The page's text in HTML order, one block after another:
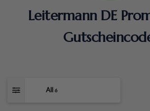
Leitermann DE
All 6